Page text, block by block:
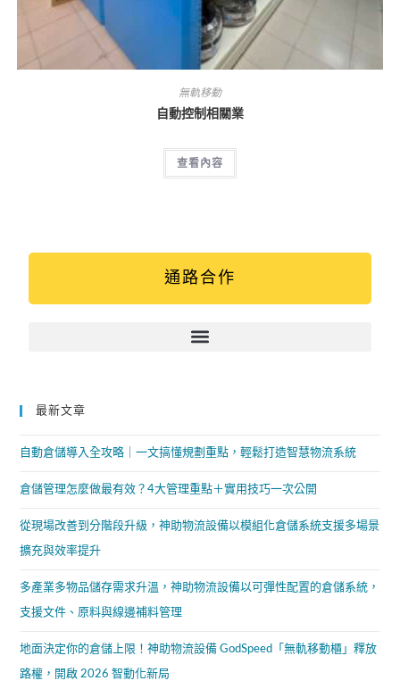
無軌移動
自動控制相關業
查看內容
通路合作
最新文章
自動倉儲導入全攻略｜一文搞懂規劃重點，輕鬆打造智慧物流系統
倉儲管理怎麼做最有效？4大管理重點＋實用技巧一次公開
從現場改善到分階段升級，神助物流設備以模組化倉儲系統支援多場景
擴充與效率提升
多產業多物品儲存需求升溫，神助物流設備以可彈性配置的倉儲系統，
支援文件、原料與線邊補料管理
地面決定你的倉儲上限！神助物流設備 GodSpeed「無軌移動櫃」釋放
路權，開啟 2026 智動化新局